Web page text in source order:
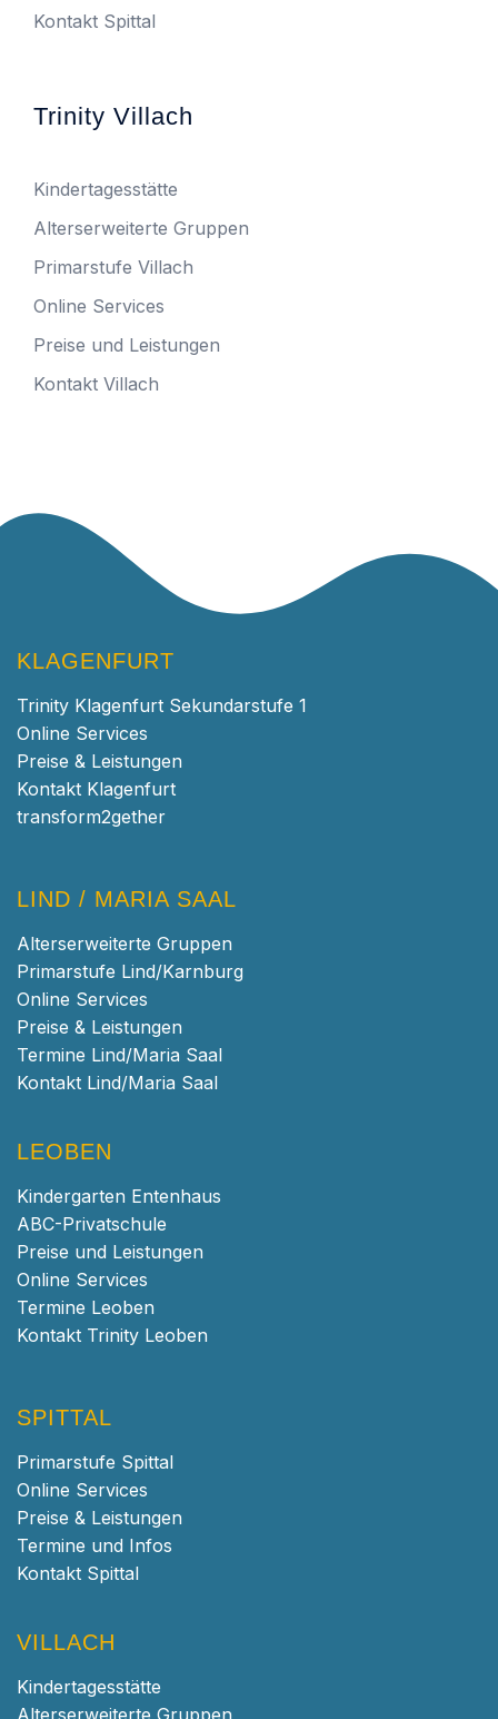
Kontakt Spittal
Trinity Villach
Kindertagesstätte
Alterserweiterte Gruppen
Primarstufe Villach
Online Services
Preise und Leistungen
Kontakt Villach
KLAGENFURT
Trinity Klagenfurt Sekundarstufe 1
Online Services
Preise & Leistungen
Kontakt Klagenfurt
transform2gether
LIND / MARIA SAAL
Alterserweiterte Gruppen
Primarstufe Lind/Karnburg
Online Services
Preise & Leistungen
Termine Lind/Maria Saal
Kontakt Lind/Maria Saal
LEOBEN
Kindergarten Entenhaus
ABC-Privatschule
Preise und Leistungen
Online Services
Termine Leoben
Kontakt Trinity Leoben
SPITTAL
Primarstufe Spittal
Online Services
Preise & Leistungen
Termine und Infos
Kontakt Spittal
VILLACH
Kindertagesstätte
Alterserweiterte Gruppen